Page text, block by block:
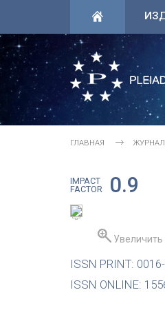
ГЛАВНАЯ
IMPACT
FACTOR
0.9
Увеличить
ISSN PRINT:
ISSN ONLINE: